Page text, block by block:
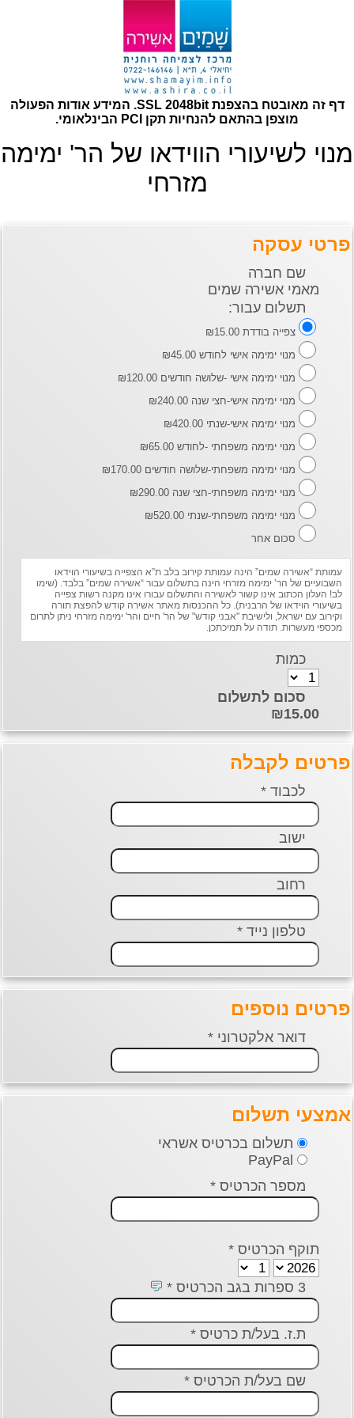
דף זה מאובטח בהצפנת SSL 2048bit. המידע אודות הפעולה
מוצפן בהתאם להנחיות תקן PCI הבינלאומי.
מנוי לשיעורי הווידאו של הר' ימימה
מזרחי
פרטי עסקה
מאמי אשירה שמים
צפייה בודדת ₪15.00
מנוי ימימה אישי לחודש ₪45.00
מנוי ימימה אישי -שלושה חודשים ₪120.00
מנוי ימימה אישי-חצי שנה ₪240.00
מנוי ימימה אישי-שנתי ₪420.00
מנוי ימימה משפחתי -לחודש ₪65.00
מנוי ימימה משפחתי-שלושה חודשים ₪170.00
מנוי ימימה משפחתי-חצי שנה ₪290.00
מנוי ימימה משפחתי-שנתי ₪520.00
סכום אחר
עמותת “אשירה שמים” הינה עמותת קירוב בלב ת”א הצפייה בשיעורי הוידאו
השבועיים של הר’ ימימה מזרחי הינה בתשלום עבור “אשירה שמים” בלבד. (שימו
לב! העלון הכתוב אינו קשור לאשירה והתשלום עבורו אינו מקנה רשות צפייה
בשיעורי הוידאו של הרבנית). כל ההכנסות מאתר אשירה קודש להפצת תורה
וקירוב עם ישראל, ולישיבת "אבני קודש" של הר' חיים והר' ימימה מזרחי ניתן לתרום
מכספי מעשרות. תודה על תמיכתכן.
כמות
₪15.00
פרטים לקבלה
לכבוד *
ישוב
רחוב
טלפון נייד *
פרטים נוספים
דואר אלקטרוני *
אמצעי תשלום
תשלום בכרטיס אשראי
PayPal
מספר הכרטיס *
תוקף הכרטיס *
3 ספרות בגב הכרטיס *
ת.ז. בעל/ת כרטיס *
שם בעל/ת הכרטיס *